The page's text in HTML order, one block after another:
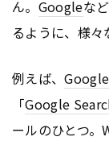
ん。 Googleな
るように、様々
例えば、Google
「Google
ールのひとつ。